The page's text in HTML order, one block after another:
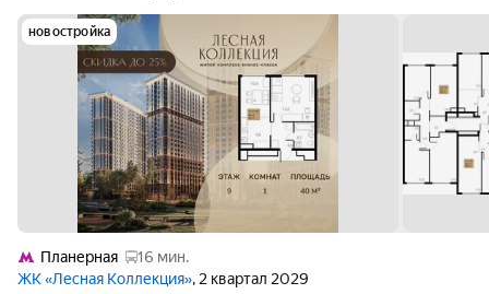
новостройка
Планерная
16 мин.
ЖК «Лесная Коллекция», 2 квартал 2029